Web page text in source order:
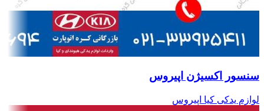
سنسور اکسیژن اپیروس
لوازم یدکی کیا اپیروس